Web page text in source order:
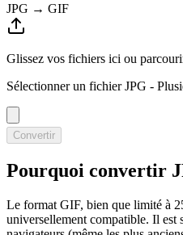
JPG → GIF
Glissez vos fichiers ici ou
Sélectionner un fichier JPG -
Convertir
Pourquoi convertir
Le format GIF, bien que limité à
universellement compatible. Il est